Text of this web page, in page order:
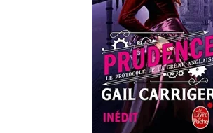
Gail
Carriger